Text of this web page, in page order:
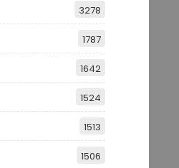
3278
1787
1642
1524
1513
1506